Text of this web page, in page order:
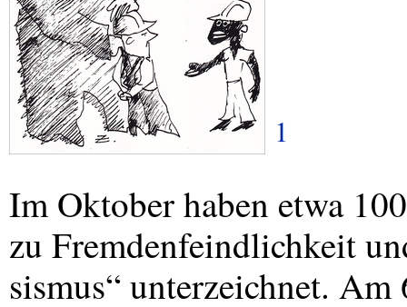
1
Im Oktober haben etwa
zu Fremdenfeindlichkeit
sismus“ unterzeichnet.